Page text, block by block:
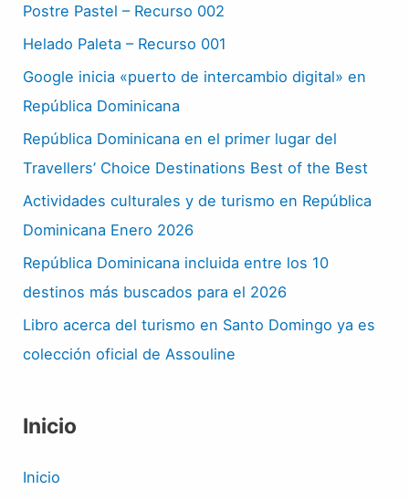
Postre Pastel – Recurso 002
Helado Paleta – Recurso 001
Google inicia «puerto de intercambio digital» en
República Dominicana
República Dominicana en el primer lugar del
Travellers’ Choice Destinations Best of the Best
Actividades culturales y de turismo en República
Dominicana Enero 2026
República Dominicana incluida entre los 10
destinos más buscados para el 2026
Libro acerca del turismo en Santo Domingo ya es
colección oficial de Assouline
Inicio
Inicio